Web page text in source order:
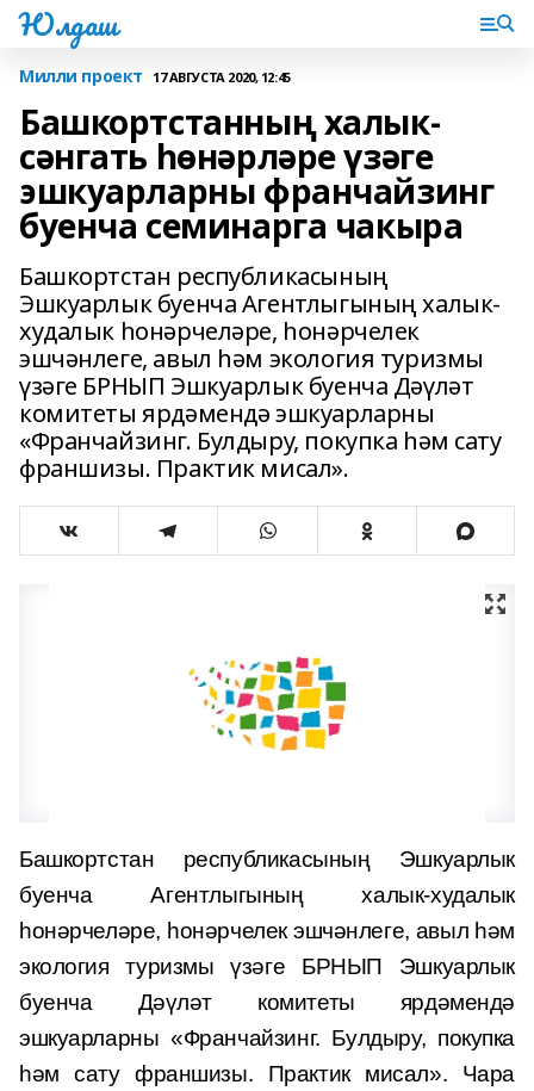
Юлдаш
Милли проект 17 АВГУСТА 2020, 12:45
Башкортстанның халык-
сәнгать һөнәрләре үзәге
эшкуарларны франчайзинг
буенча семинарга чакыра
Башкортстан республикасының
Эшкуарлык буенча Агентлыгының халык-
худалык һонәрчеләре, һонәрчелек
эшчәнлеге, авыл һәм экология туризмы
үзәге БРНЫП Эшкуарлык буенча Дәүләт
комитеты ярдәмендә эшкуарларны
«Франчайзинг. Булдыру, покупка һәм сату
франшизы. Практик мисал».
Башкортстан республикасының Эшкуарлык
буенча Агентлыгының халык-худалык
һонәрчеләре, һонәрчелек эшчәнлеге, авыл һәм
экология туризмы үзәге БРНЫП Эшкуарлык
буенча Дәүләт комитеты ярдәмендә
эшкуарларны «Франчайзинг. Булдыру, покупка
һәм сату франшизы. Практик мисал». Чара